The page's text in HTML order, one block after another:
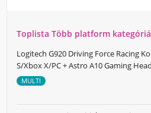
Toplista Több platform
Logitech G920 Driving Force Racing
S/Xbox X/PC + Astro A10 Gaming
MULTI